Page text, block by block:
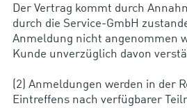
Der Vertrag kommt durch
durch die Service-GmbH
Anmeldung nicht angenommen
Kunde unverzüglich davon
(2) Anmeldungen werden in der
Eintreffens nach verfügbarer